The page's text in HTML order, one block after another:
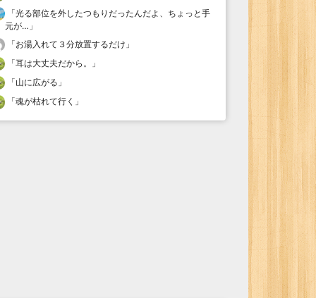
「光る部位を外したつもりだったんだよ、ちょっと手
元が… 」
「お湯入れて３分放置するだけ 」
「耳は大丈夫だから。
」
「山に広がる 」
「魂が枯れて行く 」